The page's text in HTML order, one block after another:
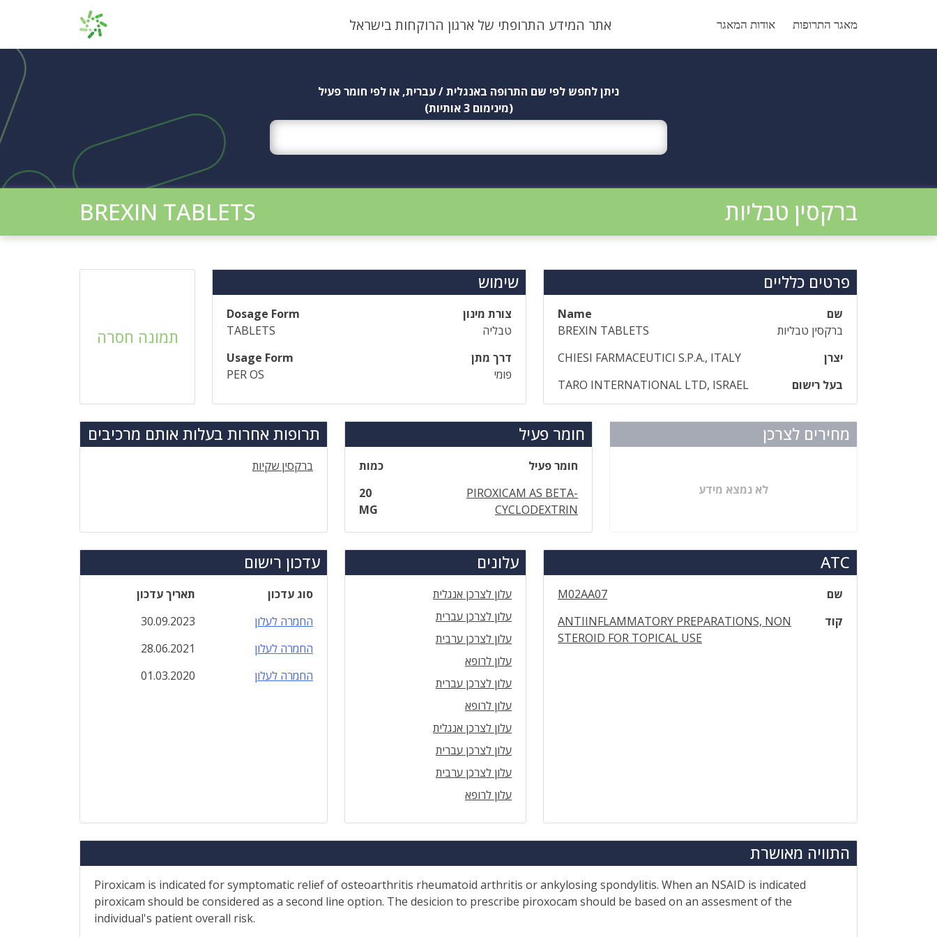
מאגר התרופות אודות המאגר אתר המידע התרופתי של ארגון הרוקחות בישראל
ניתן לחפש לפי שם התרופה באנגלית / עברית, או לפי חומר פעיל
(מינימום 3 אותיות)
ברקסין טבליות BREXIN TABLETS
פרטים כלליים
שם
Name
ברקסין טבליות
BREXIN TABLETS
יצרן
CHIESI FARMACEUTICI S.P.A., ITALY
בעל רישום
TARO INTERNATIONAL LTD, ISRAEL
שימוש
צורת מינון
Dosage Form
טבליה
TABLETS
דרך מתן
Usage Form
פומי
PER OS
תמונה חסרה
מחירים לצרכן
לא נמצא מידע
חומר פעיל
חומר פעיל
כמות
PIROXICAM AS BETA-
CYCLODEXTRIN
20
MG
תרופות אחרות בעלות אותם מרכיבים
ברקסין שקיות
ATC
שם
M02AA07
קוד
ANTIINFLAMMATORY PREPARATIONS, NON
STEROID FOR TOPICAL USE
עלונים
עלון לצרכן אנגלית
עלון לצרכן עברית
עלון לצרכן ערבית
עלון לרופא
עלון לצרכן עברית
עלון לרופא
עלון לצרכן אנגלית
עלון לצרכן עברית
עלון לצרכן ערבית
עלון לרופא
עדכון רישום
סוג עדכון
תאריך עדכון
החמרה לעלון
30.09.2023
החמרה לעלון
28.06.2021
החמרה לעלון
01.03.2020
התוויה מאושרת
Piroxicam is indicated for symptomatic relief of osteoarthritis rheumatoid arthritis or ankylosing spondylitis. When an NSAID is indicated
piroxicam should be considered as a second line option. The desicion to prescribe piroxocam should be based on an assesment of the
individual's patient overall risk.